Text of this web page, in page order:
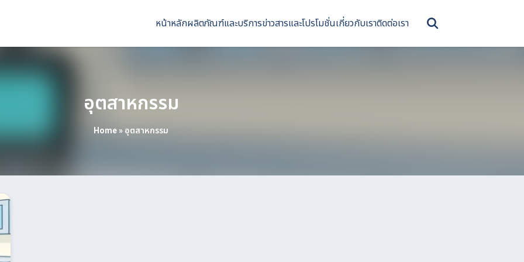
หน้าหลักผลิตภัณฑ์และบริการข่าวสารและโปรโมชั่นเกี่ยวกับเราติดต่อเรา
อุตสาหกรรม
Home » อุตสาหกรรม